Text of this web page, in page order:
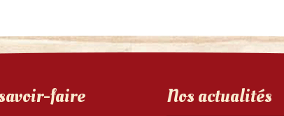
faire Nos actualités